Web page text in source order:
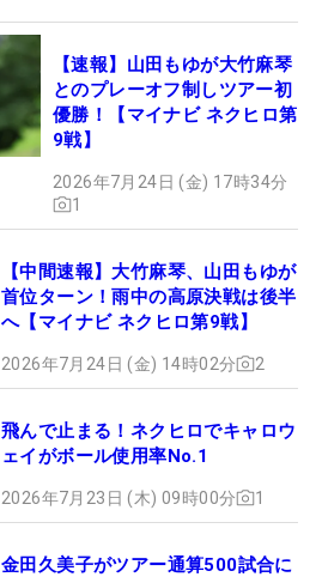
【速報】山田もゆが大竹麻琴
とのプレーオフ制しツアー初
優勝！【マイナビ ネクヒロ第
9戦】
2026年7月24日 (金) 17時34分
1
【中間速報】大竹麻琴、山田もゆが
首位ターン！雨中の高原決戦は後半
へ【マイナビ ネクヒロ第9戦】
2026年7月24日 (金) 14時02分 2
飛んで止まる！ネクヒロでキャロウ
ェイがボール使用率No.1
2026年7月23日 (木) 09時00分 1
金田久美子がツアー通算500試合に